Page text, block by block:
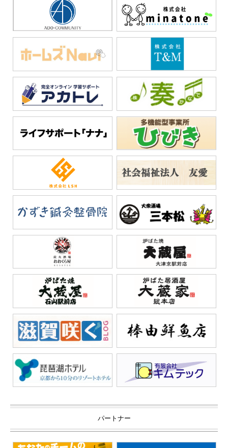
パートナー